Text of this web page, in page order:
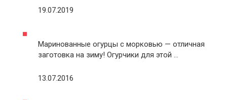
19.07.2019
Маринованные огурцы с морковью — отличная
заготовка на зиму! Огурчики для этой …
13.07.2016